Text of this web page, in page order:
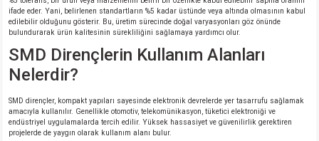
ifade eder. Yani, belirlenen standartların %5 kadar üstünde veya altında olmasının kabul
edilebilir olduğunu gösterir. Bu, üretim sürecinde doğal varyasyonları göz önünde
bulundurarak ürün kalitesinin sürekliliğini sağlamaya yardımcı olur.
SMD Dirençlerin Kullanım Alanları
Nelerdir?
SMD dirençler, kompakt yapıları sayesinde elektronik devrelerde yer tasarrufu sağlamak
amacıyla kullanılır. Genellikle otomotiv, telekomünikasyon, tüketici elektroniği ve
endüstriyel uygulamalarda tercih edilir. Yüksek hassasiyet ve güvenilirlik gerektiren
projelerde de yaygın olarak kullanım alanı bulur.